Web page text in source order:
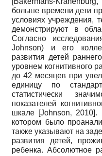
больше времени дети
условиях учреждения,
демонстрируют в
Согласно
Johnson) и его
развития детей
уровнем когнитивного
до 42 месяцев при
единицу по
статистически
показателей
шкале [Johnson, 2010].
котором было
также указывают на
развития детей,
ребенка. Абсолютное